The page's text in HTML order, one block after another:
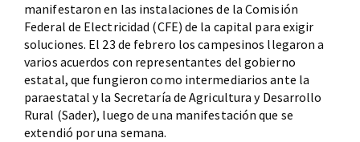
manifestaron en las instalaciones de la Comisión
Federal de Electricidad (CFE) de la capital para exigir
soluciones. El 23 de febrero los campesinos llegaron a
varios acuerdos con representantes del gobierno
estatal, que fungieron como intermediarios ante la
paraestatal y la Secretaría de Agricultura y Desarrollo
Rural (Sader), luego de una manifestación que se
extendió por una semana.